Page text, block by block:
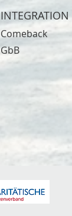
INTEGRATION
Comeback
GbB